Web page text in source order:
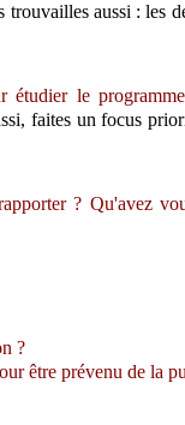
trouvailles aussi : les
étudier le programme
faites un focus
? Qu'avez
?
être prévenu de la